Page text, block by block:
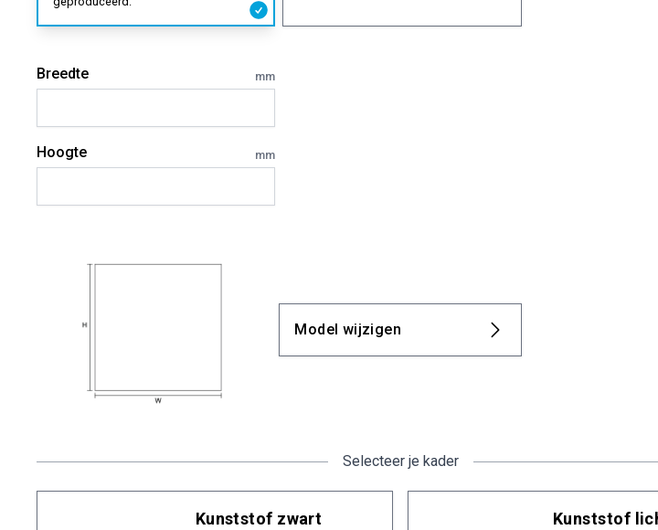
Breedte mm
Hoogte mm
Model wijzigen
Selecteer je kader
Kunststof zwart Kunststof